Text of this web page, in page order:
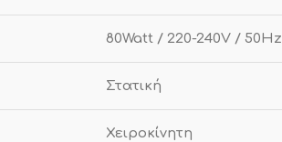
80Watt / 220-240V / 50Hz
Στατική
Χειροκίνητη